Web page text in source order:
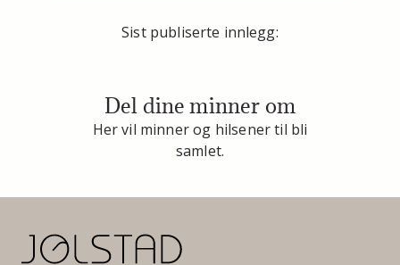
Sist publiserte innlegg:
Del dine minner om
Her vil minner og hilsener til bli
samlet.